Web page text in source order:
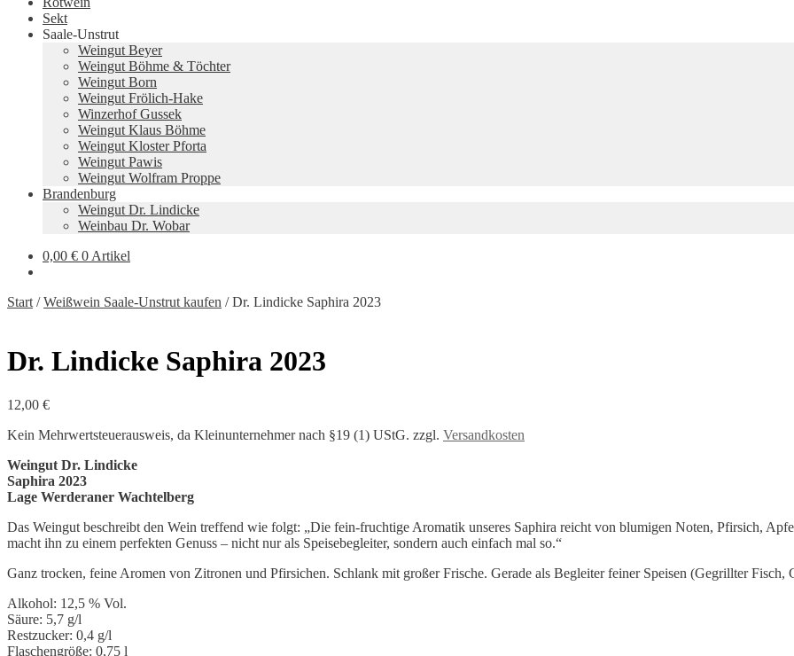
Sekt
Saale-Unstrut
Weingut Beyer
Weingut Böhme & Töchter
Weingut Born
Weingut Frölich-Hake
Winzerhof Gussek
Weingut Klaus Böhme
Weingut Kloster Pforta
Weingut Pawis
Weingut Wolfram Proppe
Brandenburg
Weingut Dr. Lindicke
Weinbau Dr. Wobar
0,00 € 0 Artikel
Start /Weißwein Saale-Unstrut kaufen /Dr. Lindicke Saphira 2023
Dr. Lindicke Saphira 2023
12,00 €
Kein Mehrwertsteuerausweis, da Kleinunternehmer nach §19 (1) UStG. zzgl. Versandkosten
Weingut Dr. Lindicke
Saphira 2023
Lage Werderaner Wachtelberg
Das Weingut beschreibt den Wein treffend wie folgt: „Die fein-fruchtige Aromatik unseres Saphira reicht von blumigen Noten, Pfirsich,
macht ihn zu einem perfekten Genuss – nicht nur als Speisebegleiter, sondern auch einfach mal so.“
Ganz trocken, feine Aromen von Zitronen und Pfirsichen. Schlank mit großer Frische. Gerade als Begleiter feiner Speisen (Gegrillter
Alkohol: 12,5 % Vol.
Säure: 5,7 g/l
Restzucker: 0,4 g/l
Flaschengröße: 0,75 l